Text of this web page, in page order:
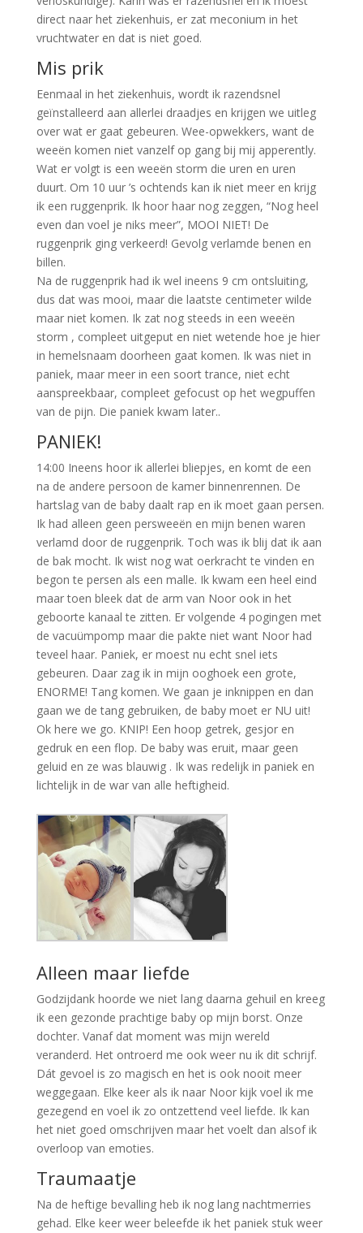
direct naar het ziekenhuis, er zat meconium in het
vruchtwater en dat is niet goed.
Mis prik
Eenmaal in het ziekenhuis, wordt ik razendsnel
geïnstalleerd aan allerlei draadjes en krijgen we uitleg
over wat er gaat gebeuren. Wee-opwekkers, want de
weeën komen niet vanzelf op gang bij mij apperently.
Wat er volgt is een weeën storm die uren en uren
duurt. Om 10 uur ’s ochtends kan ik niet meer en krijg
ik een ruggenprik. Ik hoor haar nog zeggen, “Nog heel
even dan voel je niks meer”, MOOI NIET! De
ruggenprik ging verkeerd! Gevolg verlamde benen en
billen.
Na de ruggenprik had ik wel ineens 9 cm ontsluiting,
dus dat was mooi, maar die laatste centimeter wilde
maar niet komen. Ik zat nog steeds in een weeën
storm , compleet uitgeput en niet wetende hoe je hier
in hemelsnaam doorheen gaat komen. Ik was niet in
paniek, maar meer in een soort trance, niet echt
aanspreekbaar, compleet gefocust op het wegpuffen
van de pijn. Die paniek kwam later..
PANIEK!
14:00 Ineens hoor ik allerlei bliepjes, en komt de een
na de andere persoon de kamer binnenrennen. De
hartslag van de baby daalt rap en ik moet gaan persen.
Ik had alleen geen persweeën en mijn benen waren
verlamd door de ruggenprik. Toch was ik blij dat ik aan
de bak mocht. Ik wist nog wat oerkracht te vinden en
begon te persen als een malle. Ik kwam een heel eind
maar toen bleek dat de arm van Noor ook in het
geboorte kanaal te zitten. Er volgende 4 pogingen met
de vacuümpomp maar die pakte niet want Noor had
teveel haar. Paniek, er moest nu echt snel iets
gebeuren. Daar zag ik in mijn ooghoek een grote,
ENORME! Tang komen. We gaan je inknippen en dan
gaan we de tang gebruiken, de baby moet er NU uit!
Ok here we go. KNIP! Een hoop getrek, gesjor en
gedruk en een flop. De baby was eruit, maar geen
geluid en ze was blauwig . Ik was redelijk in paniek en
lichtelijk in de war van alle heftigheid.
Alleen maar liefde
Godzijdank hoorde we niet lang daarna gehuil en kreeg
ik een gezonde prachtige baby op mijn borst. Onze
dochter. Vanaf dat moment was mijn wereld
veranderd. Het ontroerd me ook weer nu ik dit schrijf.
Dát gevoel is zo magisch en het is ook nooit meer
weggegaan. Elke keer als ik naar Noor kijk voel ik me
gezegend en voel ik zo ontzettend veel liefde. Ik kan
het niet goed omschrijven maar het voelt dan alsof ik
overloop van emoties.
Traumaatje
Na de heftige bevalling heb ik nog lang nachtmerries
gehad. Elke keer weer beleefde ik het paniek stuk weer